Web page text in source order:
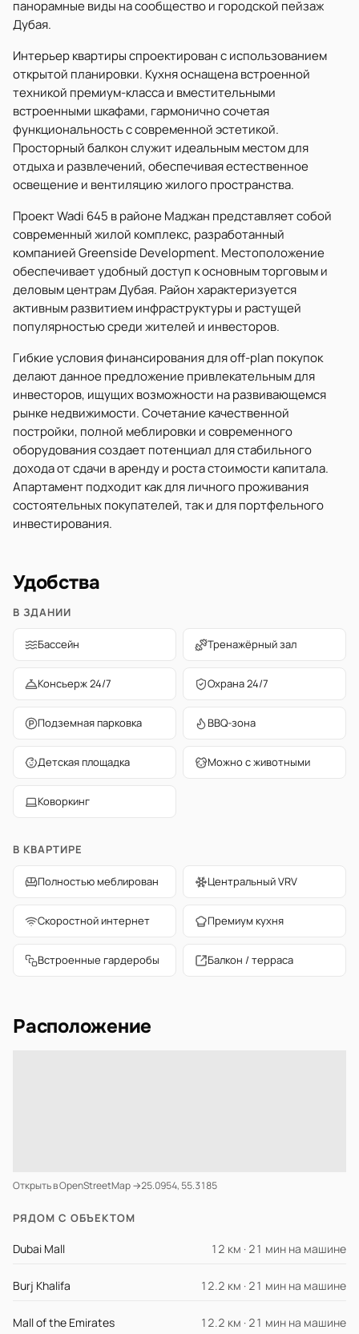
панорамные виды на сообщество и городской пейзаж
Дубая.
Интерьер квартиры спроектирован с использованием
открытой планировки. Кухня оснащена встроенной
техникой премиум-класса и вместительными
встроенными шкафами, гармонично сочетая
функциональность с современной эстетикой.
Просторный балкон служит идеальным местом для
отдыха и развлечений, обеспечивая естественное
освещение и вентиляцию жилого пространства.
Проект Wadi 645 в районе Маджан представляет собой
современный жилой комплекс, разработанный
компанией Greenside Development. Местоположение
обеспечивает удобный доступ к основным торговым и
деловым центрам Дубая. Район характеризуется
активным развитием инфраструктуры и растущей
популярностью среди жителей и инвесторов.
Гибкие условия финансирования для off-plan покупок
делают данное предложение привлекательным для
инвесторов, ищущих возможности на развивающемся
рынке недвижимости. Сочетание качественной
постройки, полной меблировки и современного
оборудования создает потенциал для стабильного
дохода от сдачи в аренду и роста стоимости капитала.
Апартамент подходит как для личного проживания
состоятельных покупателей, так и для портфельного
инвестирования.
Удобства
В ЗДАНИИ
Бассейн Тренажёрный зал
Консьерж 24/7 Охрана 24/7
Подземная парковка BBQ-зона
Детская площадка Можно с животными
Коворкинг
В КВАРТИРЕ
Полностью меблирован Центральный VRV
Скоростной интернет Премиум кухня
Встроенные гардеробы Балкон / терраса
Расположение
Открыть в OpenStreetMap →25.0954, 55.3185
РЯДОМ С ОБЪЕКТОМ
Dubai Mall 12 км · 21 мин на машине
Burj Khalifa 12.2 км · 21 мин на машине
Mall of the Emirates 12.2 км · 21 мин на машине